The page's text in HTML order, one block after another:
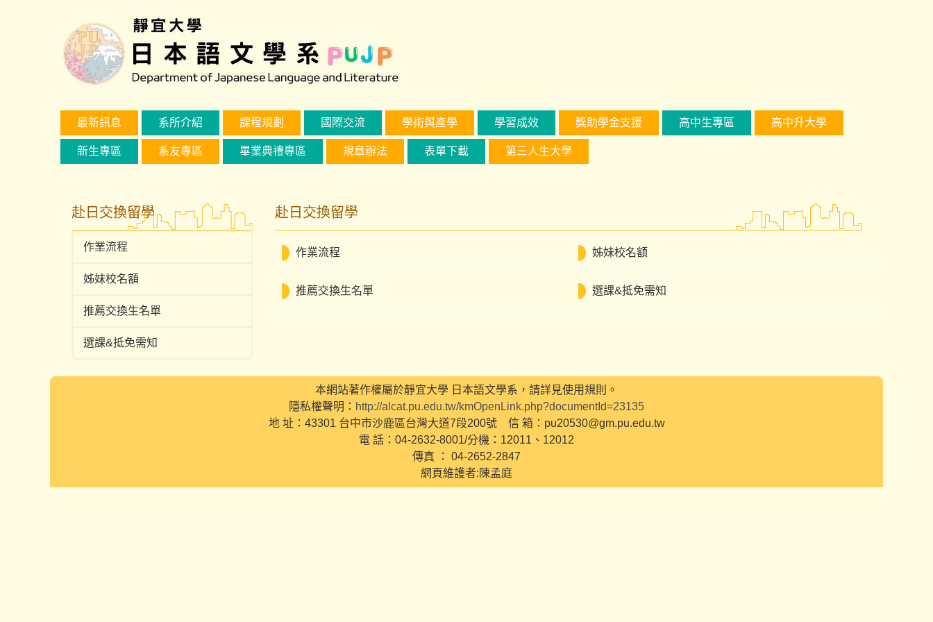
最新訊息
系所介紹 課程規劃 國際交流 學術與產學 學習成效 獎助學金支援 高中生專區 高中升大學
新生專區 系友專區 畢業典禮專區 規章辦法 表單下載 第三人生大學
赴日交換留學
作業流程
姊妹校名額
推薦交換生名單
選課&抵免需知
赴日交換留學
作業流程 姊妹校名額
推薦交換生名單 選課&抵免需知
本網站著作權屬於靜宜大學 日本語文學系，請詳見使用規則。
隱私權聲明： http://alcat.pu.edu.tw/kmOpenLink.php?documentId=23135
地 址：43301 台中市沙鹿區台灣大道7段200號 信 箱：pu20530@gm.pu.edu.tw
電 話：04-2632-8001/分機：12011、12012
傳真 ： 04-2652-2847
網頁維護者:陳孟庭